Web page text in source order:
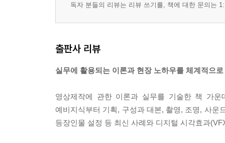
기획의 요체
좋은 기획을 판단할 수 있는 체크리스트
아이디어 발상
표현 아이디어와 전략
아이디어 발상기법
독자 분들의 리뷰는 리뷰 쓰기를, 책에 대한 문의는
출판사 리뷰
실무에 활용되는 이론과 현장 노하우를 체계적으
영상제작에 관한 이론과 실무를 기술한 책 가
예비지식부터 기획, 구성과 대본, 촬영, 조명, 사운
등장인물 설정 등 최신 사례와 디지털 시각효과